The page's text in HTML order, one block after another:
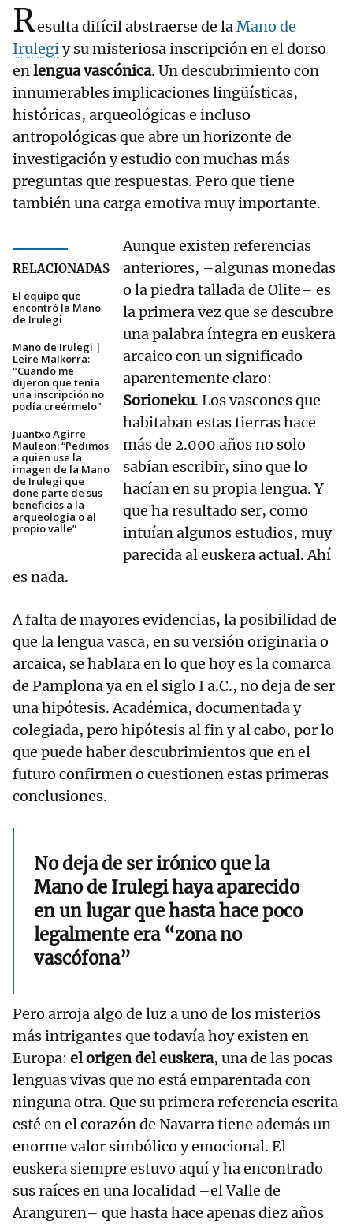
Resulta difícil abstraerse de laMano de
Irulegiy su misteriosa inscripción en el dorso
enlengua vascónica. Un descubrimiento con
innumerables implicaciones lingüísticas,
históricas, arqueológicas e incluso
antropológicas que abre un horizonte de
investigación y estudio con muchas más
preguntas que respuestas. Pero que tiene
también una carga emotiva muy importante.
RELACIONADAS
El equipo que
encontró la Mano
de Irulegi
Mano de Irulegi |
Leire Malkorra:
"Cuando me
dijeron que tenía
una inscripción no
podía creérmelo"
Juantxo Agirre
Mauleon: “Pedimos
a quien use la
imagen de la Mano
de Irulegi que
done parte de sus
beneficios a la
arqueología o al
propio valle”
Aunque existen referencias
anteriores, –algunas monedas
o la piedra tallada de Olite– es
la primera vez que se descubre
una palabra íntegra en euskera
arcaico con un significado
aparentemente claro:
Sorioneku. Los vascones que
habitaban estas tierras hace
más de 2.000 años no solo
sabían escribir, sino que lo
hacían en su propia lengua. Y
que ha resultado ser, como
intuían algunos estudios, muy
parecida al euskera actual. Ahí
es nada.
A falta de mayores evidencias, la posibilidad de
que la lengua vasca, en su versión originaria o
arcaica, se hablara en lo que hoy es la comarca
de Pamplona ya en el siglo I a.C., no deja de ser
una hipótesis. Académica, documentada y
colegiada, pero hipótesis al fin y al cabo, por lo
que puede haber descubrimientos que en el
futuro confirmen o cuestionen estas primeras
conclusiones.
No deja de ser irónico que la
Mano de Irulegi haya aparecido
en un lugar que hasta hace poco
legalmente era “zona no
vascófona”
Pero arroja algo de luz a uno de los misterios
más intrigantes que todavía hoy existen en
Europa: el origen del euskera, una de las pocas
lenguas vivas que no está emparentada con
ninguna otra. Que su primera referencia escrita
esté en el corazón de Navarra tiene además un
enorme valor simbólico y emocional. El
euskera siempre estuvo aquí y ha encontrado
sus raíces en una localidad –el Valle de
Aranguren– que hasta hace apenas diez años